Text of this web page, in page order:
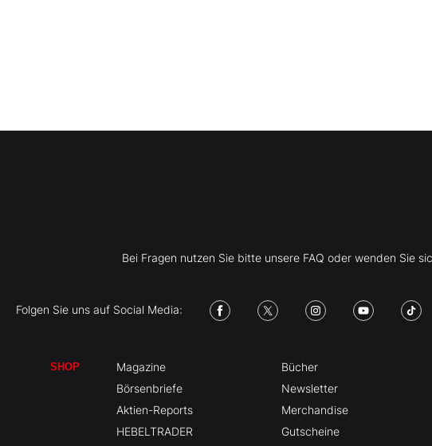
Bei Fragen nutzen Sie bitte unsere FAQ oder wenden Sie
Folgen Sie uns auf Social Media:
SHOP
Magazine
Börsenbriefe
Aktien-Reports
HEBELTRADER
Bücher
Newsletter
Merchandise
Gutscheine